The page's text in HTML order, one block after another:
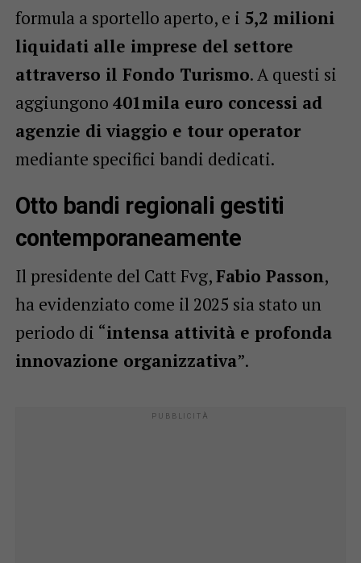
formula a sportello aperto, e i 5,2 milioni
liquidati alle imprese del settore
attraverso il Fondo Turismo. A questi si
aggiungono 401mila euro concessi ad
agenzie di viaggio e tour operator
mediante specifici bandi dedicati.
Otto bandi regionali gestiti
contemporaneamente
Il presidente del Catt Fvg,Fabio Passon,
ha evidenziato come il 2025 sia stato un
periodo di “intensa attività e profonda
innovazione organizzativa”.